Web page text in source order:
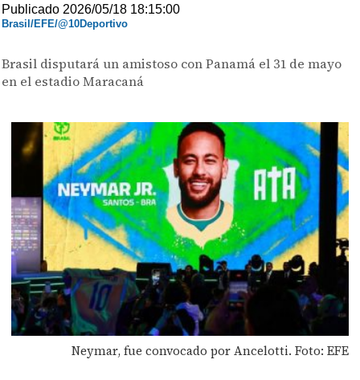
Publicado 2026/05/18 18:15:00
Brasil/EFE/@10Deportivo
Brasil disputará un amistoso con Panamá el 31 de mayo
en el estadio Maracaná
Neymar, fue convocado por Ancelotti. Foto: EFE